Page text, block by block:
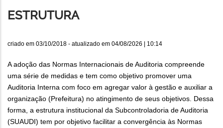
navegação
ESTRUTURA
criado em 03/10/2018 - atualizado em 04/08/2026 | 10:14
A adoção das Normas Internacionais de Auditoria compreende
uma série de medidas e tem como objetivo promover uma
Auditoria Interna com foco em agregar valor à gestão e auxiliar a
organização (Prefeitura) no atingimento de seus objetivos. Dessa
forma, a estrutura institucional da Subcontroladoria de Auditoria
(SUAUDI) tem por objetivo facilitar a convergência às Normas